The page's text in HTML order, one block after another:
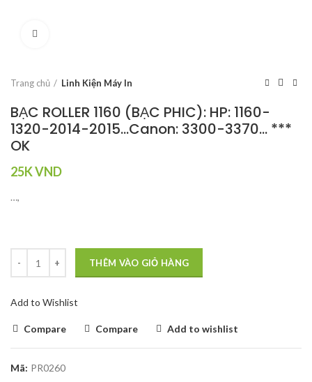
Trang chủ Linh Kiện Máy In
BẠC ROLLER 1160 (BẠC PHIC): HP: 1160-
1320-2014-2015…Canon: 3300-3370… ***
OK
25KVND
…,
THÊM VÀO GIỎ HÀNG
Add to Wishlist
Compare Compare Add to wishlist
Mã: PR0260